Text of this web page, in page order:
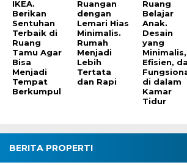
IKEA.
Berikan
Sentuhan
Terbaik di
Ruang
Tamu Agar
Bisa
Menjadi
Tempat
Berkumpul
Ruangan
dengan
Lemari Hias
Minimalis.
Rumah
Menjadi
Lebih
Tertata
dan Rapi
Ruang
Belajar
Anak.
Desain
yang
Minimalis,
Efisien,
di dalam
Kamar
Tidur
BERITA PROPERTI